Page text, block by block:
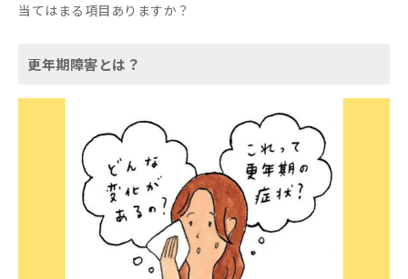
当てはまる項目ありますか？
更年期障害とは？